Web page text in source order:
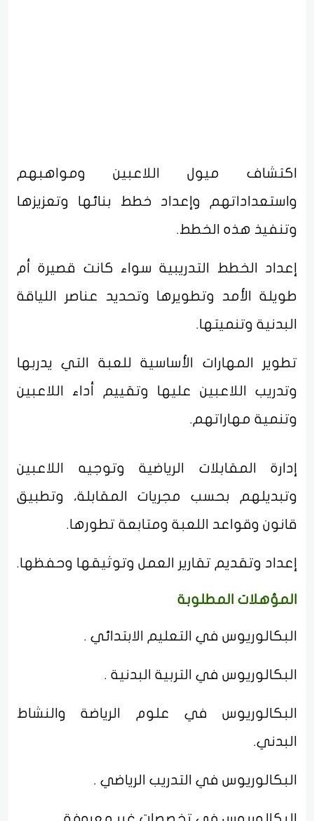
اكتشاف ميول اللاعبين ومواهبهم
واستعداداتهم وإعداد خطط بنائها وتعزيزها
وتنفيذ هذه الخطط.
إعداد الخطط التدريبية سواء كانت قصيرة أم
طويلة الأمد وتطويرها وتحديد عناصر اللياقة
البدنية وتنميتها.
تطوير المهارات الأساسية للعبة التي يدربها
وتدريب اللاعبين عليها وتقييم أداء اللاعبين
وتنمية مهاراتهم.
إدارة المقابلات الرياضية وتوجيه اللاعبين
وتبديلهم بحسب مجريات المقابلة، وتطبيق
قانون وقواعد اللعبة ومتابعة تطورها.
إعداد وتقديم تقارير العمل وتوثيقها وحفظها.
المؤهلات المطلوبة
البكالوريوس في التعليم الابتدائي .
البكالوريوس في التربية البدنية .
البكالوريوس في علوم الرياضة والنشاط
البدني.
البكالوريوس في التدريب الرياضي .